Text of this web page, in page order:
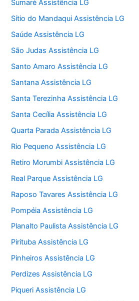
Sumaré Assistência LG
Sítio do Mandaqui Assistência LG
Saúde Assistência LG
São Judas Assistência LG
Santo Amaro Assistência LG
Santana Assistência LG
Santa Terezinha Assistência LG
Santa Cecília Assistência LG
Quarta Parada Assistência LG
Rio Pequeno Assistência LG
Retiro Morumbi Assistência LG
Real Parque Assistência LG
Raposo Tavares Assistência LG
Pompéia Assistência LG
Planalto Paulista Assistência LG
Pirituba Assistência LG
Pinheiros Assistência LG
Perdizes Assistência LG
Piqueri Assistência LG